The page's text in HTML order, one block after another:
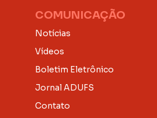
COMUNICAÇÃO
Notícias
Vídeos
Boletim Eletrônico
Jornal ADUFS
Contato